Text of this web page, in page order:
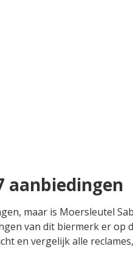
aanbiedingen
maar is Moersleutel
van dit biermerk er op
en vergelijk alle